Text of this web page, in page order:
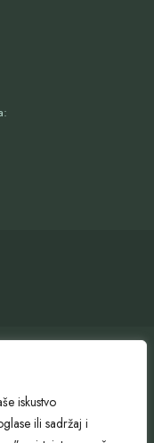
iskustvo
ili sadržaj i
OTPADOM